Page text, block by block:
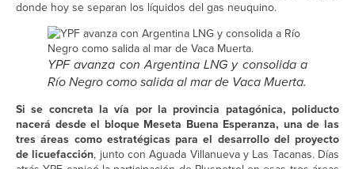
donde hoy se separan los líquidos del gas neuquino.
YPF avanza con Argentina LNG y consolida a
Río Negro como salida al mar de Vaca Muerta.
Si se concreta la vía por la provincia patagónica, poliducto
nacerá desde el bloque Meseta Buena Esperanza, una de las
tres áreas como estratégicas para el desarrollo del proyecto
de licuefacción, junto con Aguada Villanueva y Las Tacanas. Días